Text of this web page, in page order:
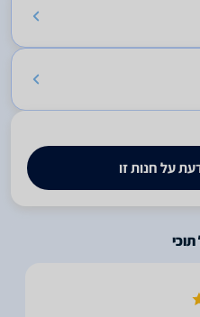
על חנות זו